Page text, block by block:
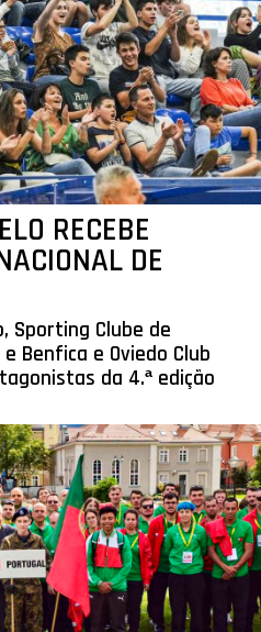
RECEBE
DE
Sporting Clube de
Benfica e Oviedo Club
da 4.ª edição